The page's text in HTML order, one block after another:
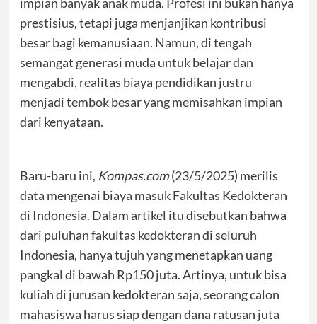
prestisius, tetapi juga menjanjikan kontribusi
besar bagi kemanusiaan. Namun, di tengah
semangat generasi muda untuk belajar dan
mengabdi, realitas biaya pendidikan justru
menjadi tembok besar yang memisahkan impian
dari kenyataan.
Baru-baru ini, Kompas.com(23/5/2025) merilis
data mengenai biaya masuk Fakultas Kedokteran
di Indonesia. Dalam artikel itu disebutkan bahwa
dari puluhan fakultas kedokteran di seluruh
Indonesia, hanya tujuh yang menetapkan uang
pangkal di bawah Rp150 juta. Artinya, untuk bisa
kuliah di jurusan kedokteran saja, seorang calon
mahasiswa harus siap dengan dana ratusan juta